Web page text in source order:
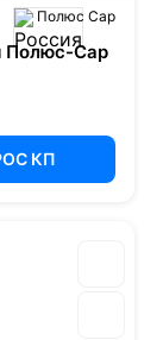
Полюс Сар
Полюс-Сар
КП